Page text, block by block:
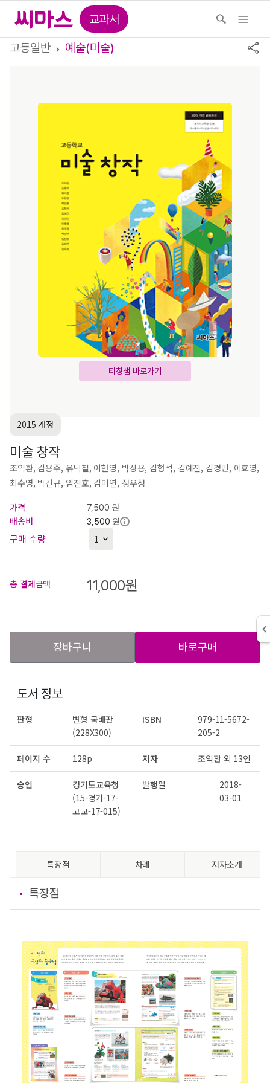
교과서
고등일반
예술(미술)
티칭샘 바로가기
2015 개정
미술 창작
조익환, 김용주, 유덕철, 이현영, 박상용, 김형석, 김예진, 김경민, 이효영,
최수영, 박건규, 임진호, 김미연, 정우정
가격
7,500 원
배송비
3,500 원
구매 수량
총 결제금액 11,000원
장바구니 바로구매
도서 정보
판형
변형 국배판
(228X300)
ISBN
979-11-5672-
205-2
페이지 수 128p 저자 조익환 외 13인
승인
경기도교육청
(15-경기-17-
고교-17-015)
발행일
2018-
03-01
특장점 차례 저자소개
특장점